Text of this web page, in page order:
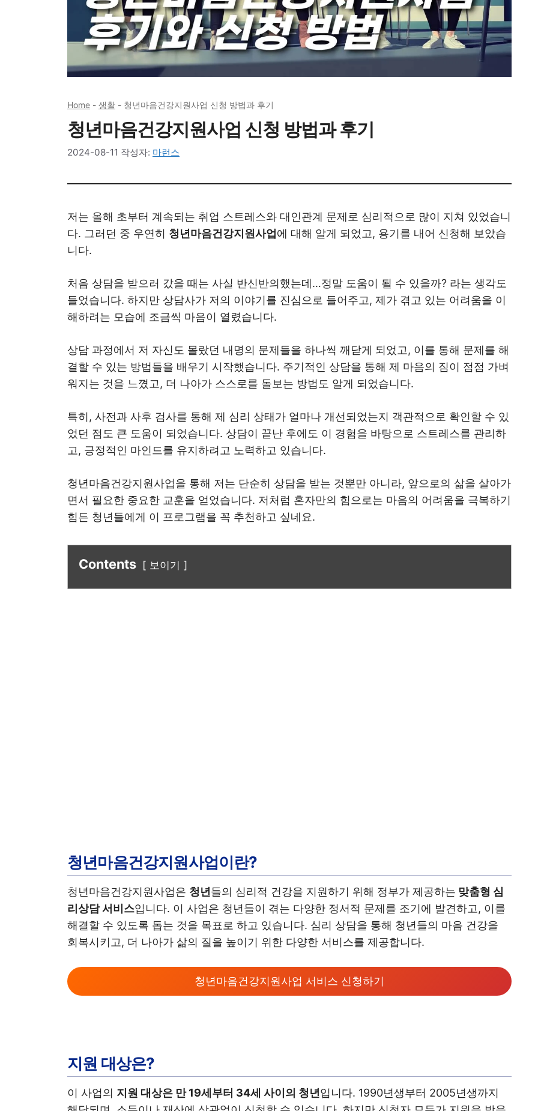
Home - 생활 - 청년마음건강지원사업 신청 방법과 후기
청년마음건강지원사업 신청 방법과 후기
2024-08-11 작성자: 마런스
저는 올해 초부터 계속되는 취업 스트레스와 대인관계 문제로 심리적으로 많이 지쳐 있었습니
다. 그러던 중 우연히 청년마음건강지원사업 에 대해 알게 되었고, 용기를 내어 신청해 보았습
니다.
처음 상담을 받으러 갔을 때는 사실 반신반의했는데…정말 도움이 될 수 있을까? 라는 생각도
들었습니다. 하지만 상담사가 저의 이야기를 진심으로 들어주고, 제가 겪고 있는 어려움을 이
해하려는 모습에 조금씩 마음이 열렸습니다.
상담 과정에서 저 자신도 몰랐던 내명의 문제들을 하나씩 깨닫게 되었고, 이를 통해 문제를 해
결할 수 있는 방법들을 배우기 시작했습니다. 주기적인 상담을 통해 제 마음의 짐이 점점 가벼
워지는 것을 느꼈고, 더 나아가 스스로를 돌보는 방법도 알게 되었습니다.
특히, 사전과 사후 검사를 통해 제 심리 상태가 얼마나 개선되었는지 객관적으로 확인할 수 있
었던 점도 큰 도움이 되었습니다. 상담이 끝난 후에도 이 경험을 바탕으로 스트레스를 관리하
고, 긍정적인 마인드를 유지하려고 노력하고 있습니다.
청년마음건강지원사업을 통해 저는 단순히 상담을 받는 것뿐만 아니라, 앞으로의 삶을 살아가
면서 필요한 중요한 교훈을 얻었습니다. 저처럼 혼자만의 힘으로는 마음의 어려움을 극복하기
힘든 청년들에게 이 프로그램을 꼭 추천하고 싶네요.
Contents 보이기
청년마음건강지원사업이란?
청년마음건강지원사업은 청년 들의 심리적 건강을 지원하기 위해 정부가 제공하는 맞춤형 심
리상담 서비스입니다. 이 사업은 청년들이 겪는 다양한 정서적 문제를 조기에 발견하고, 이를
해결할 수 있도록 돕는 것을 목표로 하고 있습니다. 심리 상담을 통해 청년들의 마음 건강을
회복시키고, 더 나아가 삶의 질을 높이기 위한 다양한 서비스를 제공합니다.
청년마음건강지원사업 서비스 신청하기
지원 대상은?
이 사업의 지원 대상은 만 19세부터 34세 사이의 청년입니다. 1990년생부터 2005년생까지